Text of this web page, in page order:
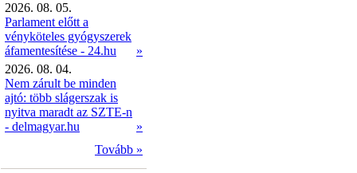
2026. 08. 05.
Parlament előtt a
vényköteles gyógyszerek
áfamentesítése - 24.hu
»
2026. 08. 04.
Nem zárult be minden
ajtó: több slágerszak is
nyitva maradt az SZTE-n
- delmagyar.hu
»
Tovább »